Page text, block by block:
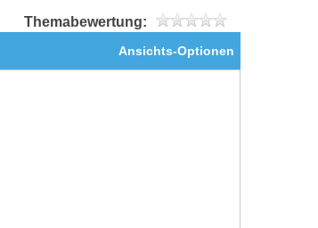
Themabewertung:
Ansichts-Optionen